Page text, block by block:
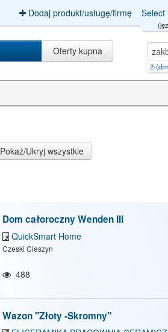
Dodaj produkt/usługę/firmę Select
Oferty kupna
n-[(1r,2r)-2-(dimethylamino)cycl|
Pokaż/Ukryj wszystkie
Dom całoroczny Wenden III
QuickSmart Home
Czeski Cieszyn
488
Wazon "Złoty -Skromny"